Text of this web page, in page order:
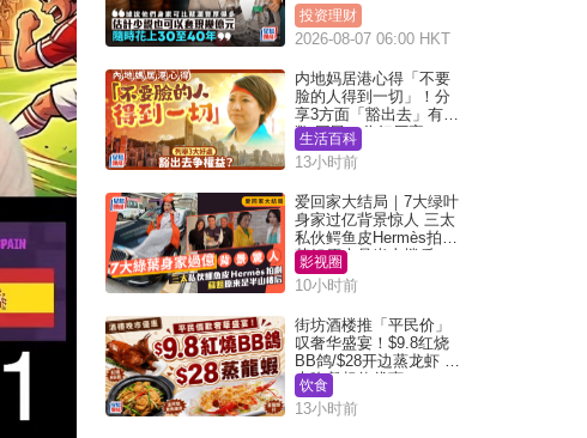
投资理财
2026-08-07 06:00 HKT
内地妈居港心得「不要
脸的人得到一切」！分
享3方面「豁出去」有著
数 网民：你好厉害
生活百科
13小时前
爱回家大结局｜7大绿叶
身家过亿背景惊人 三太
私伙鳄鱼皮Hermès拍剧
苏姐原来是半山楼后
影视圈
10小时前
街坊酒楼推「平民价」
叹奢华盛宴！$9.8红烧
BB鸽/$28开边蒸龙虾 3
大晚餐超值优惠
饮食
13小时前